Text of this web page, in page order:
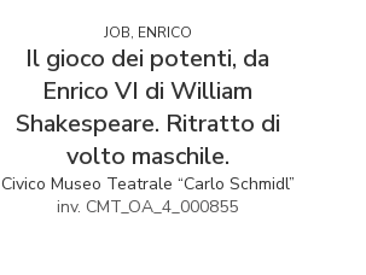
JOB, ENRICO
Il gioco dei potenti, da
Enrico VI di William
Shakespeare. Ritratto di
volto maschile.
Civico Museo Teatrale “Carlo Schmidl”
inv. CMT_OA_4_000855